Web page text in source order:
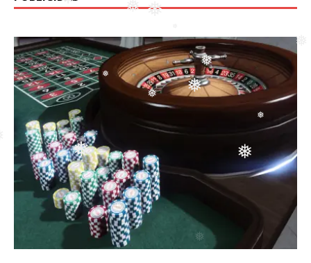
❅
❅
❅
❅
❅
❅
❅
❅
❅
❅
❅
❅
❅
❅
❅
❅